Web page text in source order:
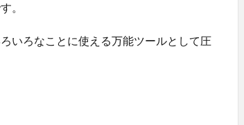
。
いろなことに使える万能ツールとして圧